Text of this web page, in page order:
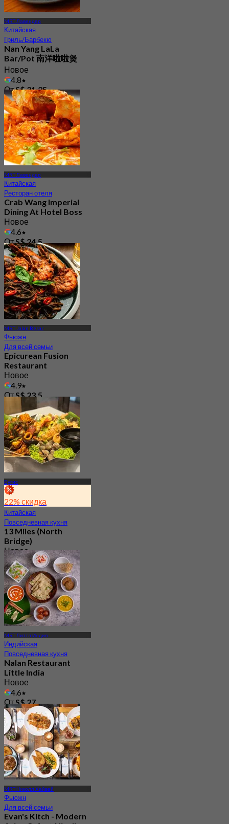
MRT Лавендер
Китайская
Гриль/Барбекю
Nan Yang LaLa
Bar/Pot 南洋啦啦煲
Новое
4.8
ОтS$ 31.25
MRT Лавендер
Китайская
Ресторан отеля
Crab Wang Imperial
Dining At Hotel Boss
Новое
4.6
ОтS$ 24.5
MRT Jalan Besar
Фьюжн
Для всей семьи
Epicurean Fusion
Restaurant
Новое
4.9
ОтS$ 23.5
Бугис
22% скидка
Китайская
Повседневная кухня
13 Miles (North
Bridge)
Новое
4.8
ОтS$ 29
MRT Литтл Индия
Индийская
Повседневная кухня
Nalan Restaurant
Little India
Новое
4.6
ОтS$ 27
MRT Николл Хайвей
Фьюжн
Для всей семьи
Evan's Kitch - Modern